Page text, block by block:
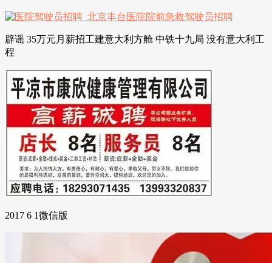
辟谣 35万元月薪招工建意大利方舱 中铁十九局 没有意大利工
程
2017 6 1微信版